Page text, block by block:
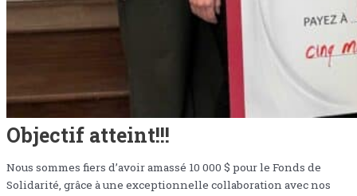
Objectif atteint!!!
Nous sommes fiers d’avoir amassé 10 000 $ pour le Fonds de
Solidarité, grâce à une exceptionnelle collaboration avec nos